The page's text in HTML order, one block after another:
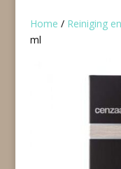
Home / Reiniging
ml